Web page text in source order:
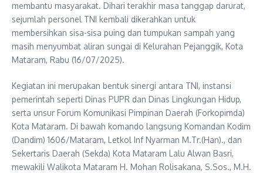
membantu masyarakat. Dihari terakhir masa tanggap darurat,
sejumlah personel TNI kembali dikerahkan untuk
membersihkan sisa-sisa puing dan tumpukan sampah yang
masih menyumbat aliran sungai di Kelurahan Pejanggik, Kota
Mataram, Rabu (16/07/2025).
Kegiatan ini merupakan bentuk sinergi antara TNI, instansi
pemerintah seperti Dinas PUPR dan Dinas Lingkungan Hidup,
serta unsur Forum Komunikasi Pimpinan Daerah (Forkopimda)
Kota Mataram. Di bawah komando langsung Komandan Kodim
(Dandim) 1606/Mataram, Letkol Inf Nyarman M.Tr.(Han)., dan
Sekertaris Daerah (Sekda) Kota Mataram Lalu Alwan Basri,
mewakili Walikota Mataram H. Mohan Rolisakana, S.Sos., M.H.